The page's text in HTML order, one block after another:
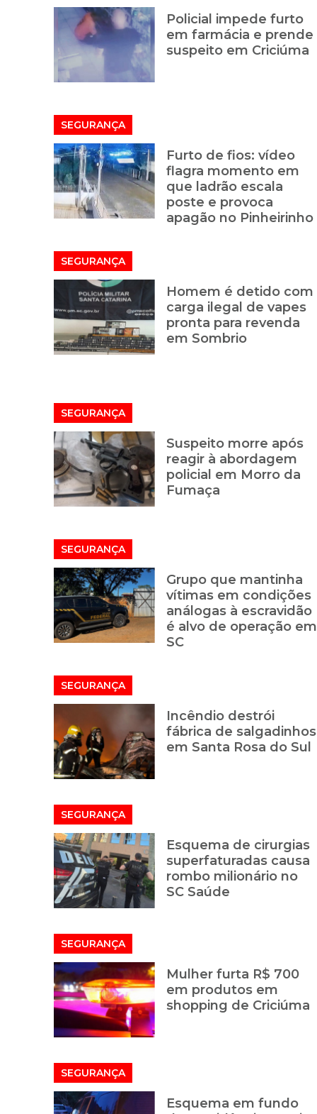
Policial impede furto
em farmácia e prende
suspeito em Criciúma
SEGURANÇA
Furto de fios: vídeo
flagra momento em
que ladrão escala
poste e provoca
apagão no Pinheirinho
SEGURANÇA
Homem é detido com
carga ilegal de vapes
pronta para revenda
em Sombrio
SEGURANÇA
Suspeito morre após
reagir à abordagem
policial em Morro da
Fumaça
SEGURANÇA
Grupo que mantinha
vítimas em condições
análogas à escravidão
é alvo de operação em
SC
SEGURANÇA
Incêndio destrói
fábrica de salgadinhos
em Santa Rosa do Sul
SEGURANÇA
Esquema de cirurgias
superfaturadas causa
rombo milionário no
SC Saúde
SEGURANÇA
Mulher furta R$ 700
em produtos em
shopping de Criciúma
SEGURANÇA
Esquema em fundo